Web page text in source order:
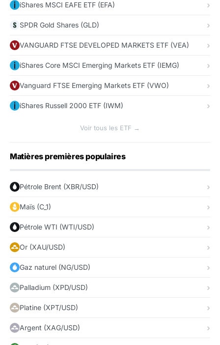
iShares MSCI EAFE ETF (EFA)
SPDR Gold Shares (GLD)
VANGUARD FTSE DEVELOPED MARKETS ETF (VEA)
iShares Core MSCI Emerging Markets ETF (IEMG)
Vanguard FTSE Emerging Markets ETF (VWO)
iShares Russell 2000 ETF (IWM)
Voir tous les ETF →
Matières premières populaires
Pétrole Brent (XBR/USD)
Maïs (C_1)
Pétrole WTI (WTI/USD)
Or (XAU/USD)
Gaz naturel (NG/USD)
Palladium (XPD/USD)
Platine (XPT/USD)
Argent (XAG/USD)